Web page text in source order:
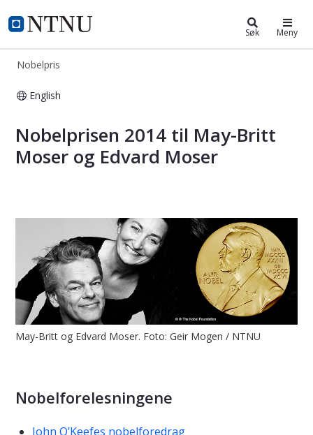
NTNU Hjemmeside
Nobelpris Søk Meny
Nobelpris
English
Nobelprisen 2014 til May-Britt
Moser og Edvard Moser
May-Britt og Edvard Moser. Foto: Geir Mogen / NTNU
Nobelforelesningene
John O’Keefes nobelforedrag